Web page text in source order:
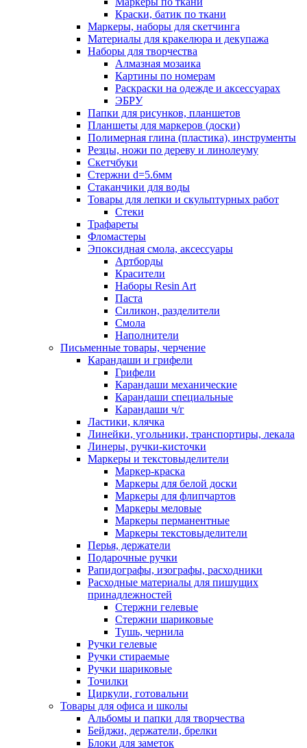
Краски, батик по ткани
Маркеры, наборы для скетчинга
Материалы для кракелюра и декупажа
Наборы для творчества
Алмазная мозаика
Картины по номерам
Раскраски на одежде и аксессуарах
ЭБРУ
Папки для рисунков, планшетов
Планшеты для маркеров (доски)
Полимерная глина (пластика), инструменты
Резцы, ножи по дереву и линолеуму
Скетчбуки
Стержни d=5.6мм
Стаканчики для воды
Товары для лепки и скульптурных работ
Стеки
Трафареты
Фломастеры
Эпоксидная смола, аксессуары
Артборды
Красители
Наборы Resin Art
Паста
Силикон, разделители
Смола
Наполнители
Письменные товары, черчение
Карандаши и грифели
Грифели
Карандаши механические
Карандаши специальные
Карандаши ч/г
Ластики, клячка
Линейки, угольники, транспортиры, лекала
Линеры, ручки-кисточки
Маркеры и текстовыделители
Маркер-краска
Маркеры для белой доски
Маркеры для флипчартов
Маркеры меловые
Маркеры перманентные
Маркеры текстовыделители
Перья, держатели
Подарочные ручки
Рапидографы, изографы, расходники
Расходные материалы для пишущих
принадлежностей
Стержни гелевые
Стержни шариковые
Тушь, чернила
Ручки гелевые
Ручки стираемые
Ручки шариковые
Точилки
Циркули, готовальни
Товары для офиса и школы
Альбомы и папки для творчества
Бейджи, держатели, брелки
Блоки для заметок